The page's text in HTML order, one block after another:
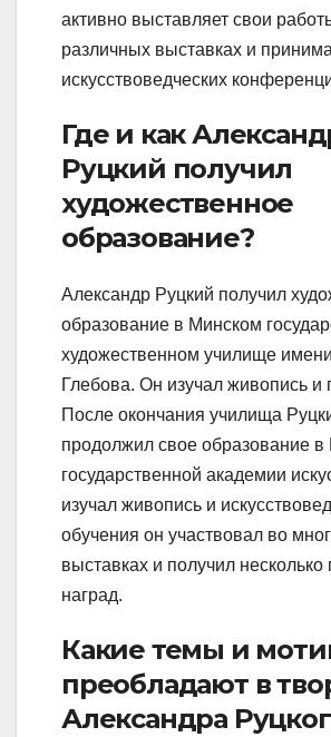
активно выставляет свои
различных выставках и
искусствоведческих
Где и как
Руцкий получил
художественное
образование?
Александр Руцкий получил
образование в Минском
художественном училище
Глебова. Он изучал живопись и
После окончания училища
продолжил свое образование в
государственной академии
изучал живопись и
обучения он участвовал во
выставках и получил
наград.
Какие темы и
преобладают в
Александра